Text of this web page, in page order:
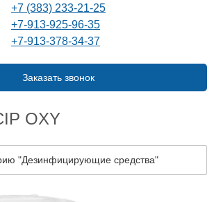
+7 (383) 233-21-25
+7-913-925-96-35
+7-913-378-34-37
Заказать звонок
OXY
"Дезинфицирующие средства"